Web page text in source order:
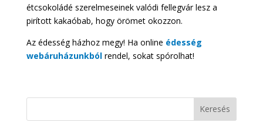
étcsokoládé szerelmeseinek valódi fellegvár lesz a
pirított kakaóbab, hogy örömet okozzon.
Az édesség házhoz megy! Ha online édesség
webáruházunkbólrendel, sokat spórolhat!